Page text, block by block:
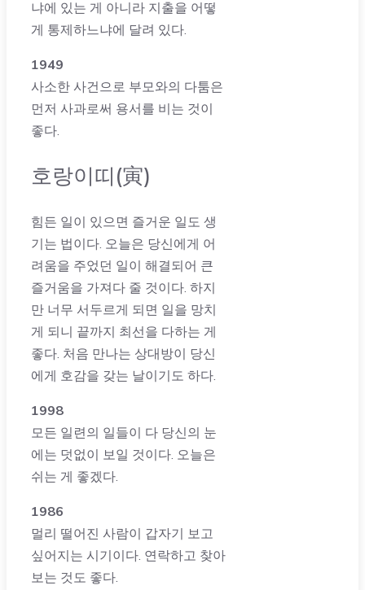
냐에 있는 게 아니라 지출을 어떻
게 통제하느냐에 달려 있다.
1949
사소한 사건으로 부모와의 다툼은
먼저 사과로써 용서를 비는 것이
좋다.
호랑이띠(寅)
힘든 일이 있으면 즐거운 일도 생
기는 법이다. 오늘은 당신에게 어
려움을 주었던 일이 해결되어 큰
즐거움을 가져다 줄 것이다. 하지
만 너무 서두르게 되면 일을 망치
게 되니 끝까지 최선을 다하는 게
좋다. 처음 만나는 상대방이 당신
에게 호감을 갖는 날이기도 하다.
1998
모든 일련의 일들이 다 당신의 눈
에는 덧없이 보일 것이다. 오늘은
쉬는 게 좋겠다.
1986
멀리 떨어진 사람이 갑자기 보고
싶어지는 시기이다. 연락하고 찾아
보는 것도 좋다.